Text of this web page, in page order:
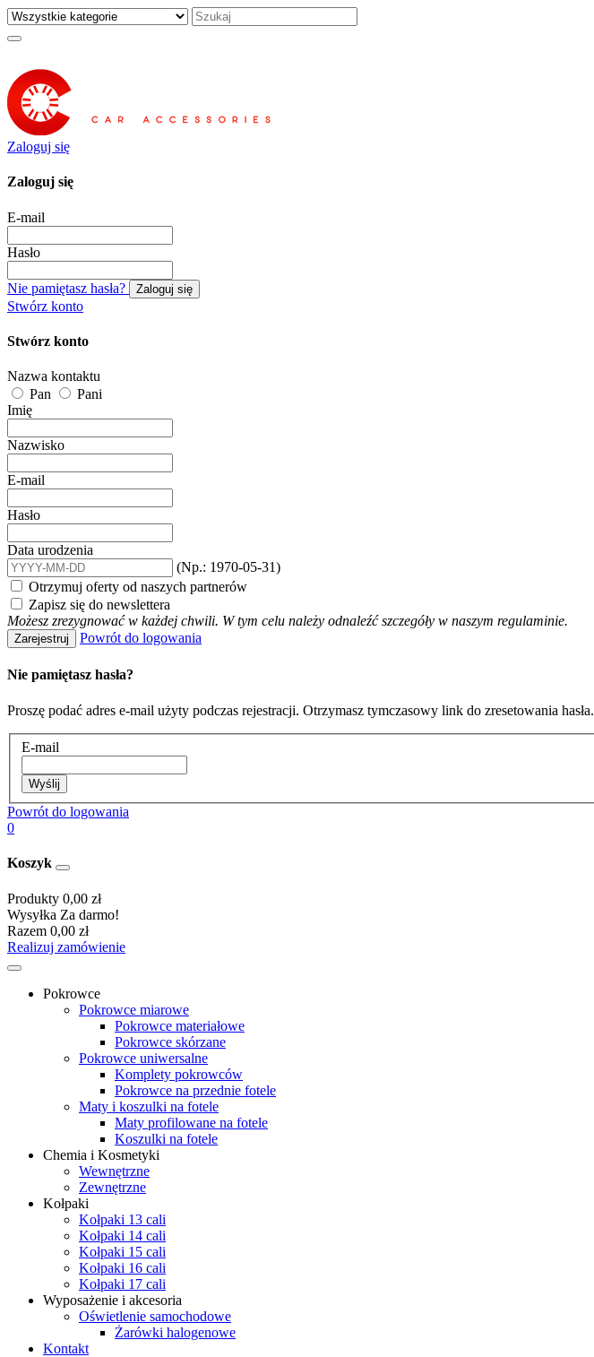
Zaloguj się
Zaloguj się
E-mail
Hasło
Nie pamiętasz hasła? Zaloguj się
Stwórz konto
Stwórz konto
Nazwa kontaktu
Pan
Pani
Imię
Nazwisko
E-mail
Hasło
Data urodzenia
(Np.: 1970-05-31)
Otrzymuj oferty od naszych partnerów
Zapisz się do newslettera
Możesz zrezygnować w każdej chwili. W tym celu należy odnaleźć szczegóły w naszym regulaminie.
Zarejestruj Powrót do logowania
Nie pamiętasz hasła?
Proszę podać adres e-mail użyty podczas rejestracji. Otrzymasz tymczasowy link do zresetowania hasła.
E-mail
Wyślij
Powrót do logowania
0
Koszyk
Produkty 0,00 zł
Wysyłka Za darmo!
Razem 0,00 zł
Realizuj zamówienie
Pokrowce
Pokrowce miarowe
Pokrowce materiałowe
Pokrowce skórzane
Pokrowce uniwersalne
Komplety pokrowców
Pokrowce na przednie fotele
Maty i koszulki na fotele
Maty profilowane na fotele
Koszulki na fotele
Chemia i Kosmetyki
Wewnętrzne
Zewnętrzne
Kołpaki
Kołpaki 13 cali
Kołpaki 14 cali
Kołpaki 15 cali
Kołpaki 16 cali
Kołpaki 17 cali
Wyposażenie i akcesoria
Oświetlenie samochodowe
Żarówki halogenowe
Kontakt